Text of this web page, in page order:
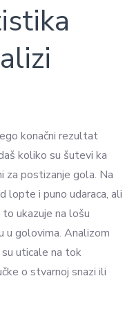
konačni rezultat
koliko su šutevi ka
za postizanje gola. Na
lopte i puno udaraca, ali
ukazuje na lošu
u golovima. Analizom
uticale na tok
o stvarnoj snazi ili